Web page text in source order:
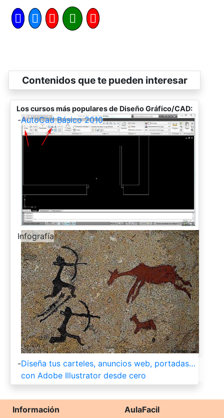
Contenidos que te pueden interesar
Los cursos más populares de Diseño Gráfico/CAD:
-AutoCad Básico 2010
-
Infografía
-Diseña tus carteles, anuncios web, portadas…
con Adobe Illustrator desde cero
Información
AulaFacil